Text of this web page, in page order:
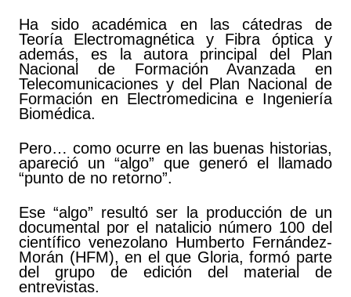
Ha sido académica en las cátedras de
Teoría Electromagnética y Fibra óptica y
además, es la autora principal del Plan
Nacional de Formación Avanzada en
Telecomunicaciones y del Plan Nacional de
Formación en Electromedicina e Ingeniería
Biomédica.
Pero… como ocurre en las buenas historias,
apareció un “algo” que generó el llamado
“punto de no retorno”.
Ese “algo” resultó ser la producción de un
documental por el natalicio número 100 del
científico venezolano Humberto Fernández-
Morán (HFM), en el que Gloria, formó parte
del grupo de edición del material de
entrevistas.